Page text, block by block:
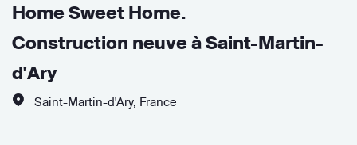
Home Sweet Home.
Construction neuve à Saint-Martin-
d'Ary
Saint-Martin-d'Ary, France